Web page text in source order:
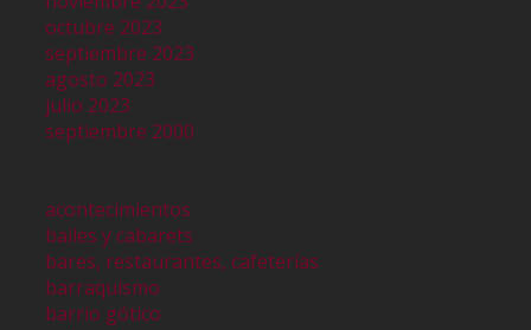
octubre 2023
septiembre 2023
agosto 2023
julio 2023
septiembre 2000
acontecimientos
bailes y cabarets
bares, restaurantes, cafeterías
barraquismo
barrio gótico